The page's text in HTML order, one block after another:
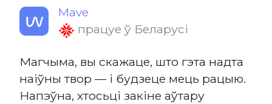
Mave
працуе ў Беларусі
Магчыма, вы скажаце, што гэта надта
наіўны твор — і будзеце мець рацыю.
Напэўна, хтосьці закіне аўтару